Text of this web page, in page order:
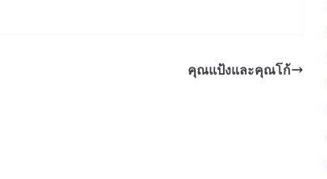
คุณแป้งและคุณโก้